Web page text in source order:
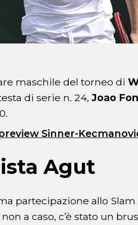
maschile del torneo di
di serie n. 24, Joao
Sinner-
Agut
partecipazione allo
a caso, c’è stato un